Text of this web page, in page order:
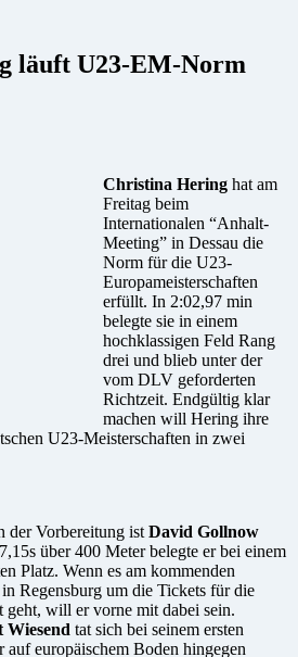
läuft U23-EM-Norm
Christina Hering hat am
Freitag beim
Internationalen “Anhalt-
Meeting” in Dessau die
Norm für die U23-
Europameisterschaften
erfüllt. In 2:02,97 min
belegte sie in einem
hochklassigen Feld Rang
drei und blieb unter der
vom DLV geforderten
Richtzeit. Endgültig klar
machen will Hering ihre
U23-Meisterschaften in zwei
der Vorbereitung ist David Gollnow
über 400 Meter belegte er bei einem
Platz. Wenn es am kommenden
Regensburg um die Tickets für die
geht, will er vorne mit dabei sein.
Wiesend tat sich bei seinem ersten
auf europäischem Boden hingegen